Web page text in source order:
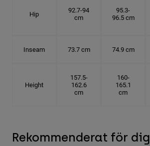
Hip
92.7-94
cm
95.3-
96.5 cm
Inseam 73.7 cm 74.9 cm
Height
157.5-
162.6
cm
160-
165.1
cm
Rekommenderat för dig